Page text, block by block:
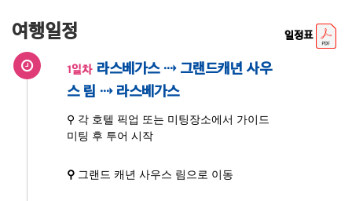
여행일정 일정표
1일차 라스베가스 ⇢ 그랜드캐년 사우
스 림 ⇢ 라스베가스
⚲ 각 호텔 픽업 또는 미팅장소에서 가이드
미팅 후 투어 시작
⚲ 그랜드 캐년 사우스 림으로 이동